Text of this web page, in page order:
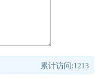
累计访问:1213